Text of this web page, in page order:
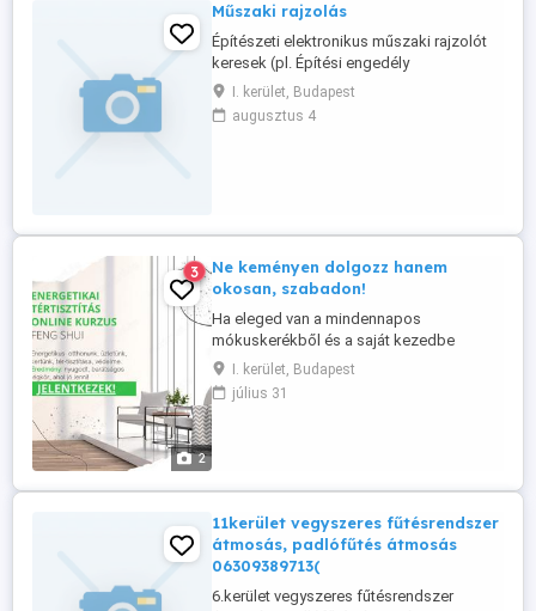
Műszaki rajzolás
Építészeti elektronikus műszaki rajzolót
keresek (pl. Építési engedély
I. kerület, Budapest
augusztus 4
2
3
Ne keményen dolgozz hanem
okosan, szabadon!
Ha eleged van a mindennapos
mókuskerékből és a saját kezedbe
szeretnéd venni a sorsod. Légy végre
szabad! Mátrix Energiával kezelek, amit
Richard Bartlettöl tanultam meg a 4 napos
Távban is nagyon jól ...
I. kerület, Budapest
július 31
11kerület vegyszeres fűtésrendszer
átmosás, padlófűtés átmosás
06309389713(
6.kerület vegyszeres fűtésrendszer